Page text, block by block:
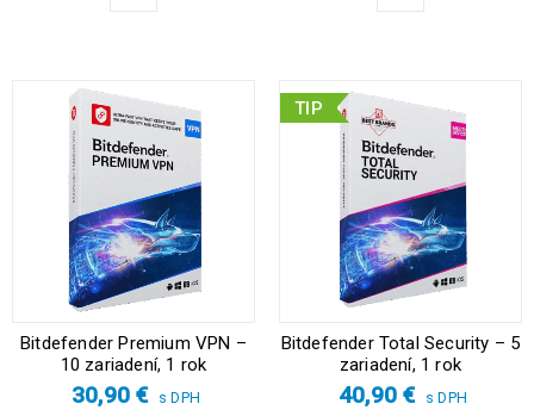
Bitdefender Premium VPN –
10 zariadení, 1 rok
30,90€ s DPH
TIP
Bitdefender Total Security – 5
zariadení, 1 rok
40,90€ s DPH